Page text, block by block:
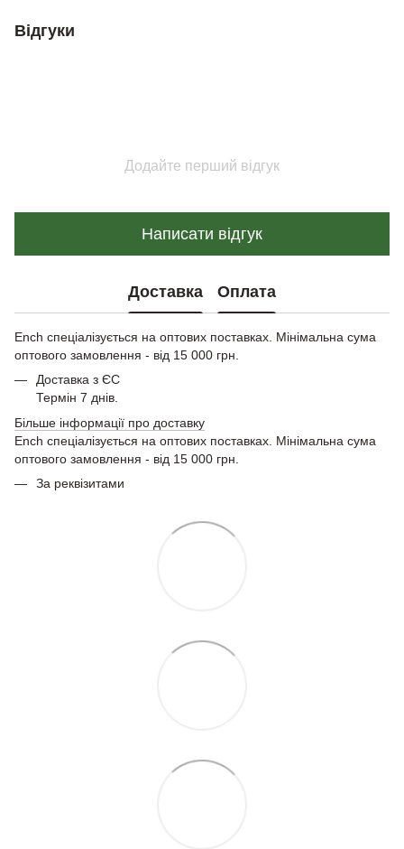
Відгуки
Додайте перший відгук
Написати відгук
Доставка Оплата
Ench спеціалізується на оптових поставках. Мінімальна сума
оптового замовлення - від 15 000 грн.
Доставка з ЄС
Термін 7 днів.
Більше інформації про доставку
Ench спеціалізується на оптових поставках. Мінімальна сума
оптового замовлення - від 15 000 грн.
За реквізитами